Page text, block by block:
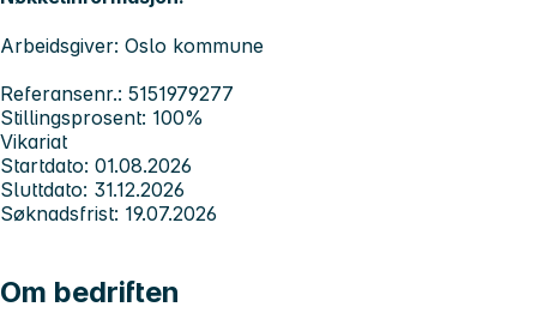
Arbeidsgiver: Oslo kommune
Referansenr.: 5151979277
Stillingsprosent: 100%
Vikariat
Startdato: 01.08.2026
Sluttdato: 31.12.2026
Søknadsfrist: 19.07.2026
Om bedriften